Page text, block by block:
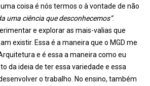
coisa é nós termos o à vontade de não
uma ciência que desconhecemos”.
e explorar as mais-valias que
existir. Essa é a maneira que o MGD me
e é essa a maneira como eu
da ideia de ter essa variedade e essa
o trabalho. No ensino, também